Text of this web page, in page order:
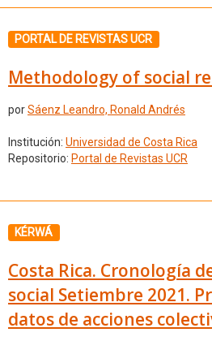
PORTAL DE REVISTAS UCR
Methodology of social
porSáenz Leandro, Ronald Andrés
Institución: Universidad de Costa Rica
Repositorio: Portal de Revistas UCR
KÉRWÁ
Costa Rica. Cronología
social Setiembre 2021.
datos de acciones